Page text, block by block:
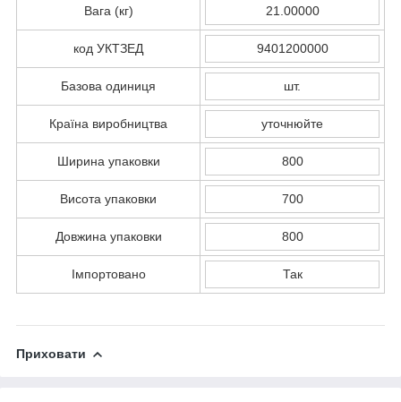
Вага (кг) 21.00000
код УКТЗЕД 9401200000
Базова одиниця шт.
Країна виробництва уточнюйте
Ширина упаковки 800
Висота упаковки 700
Довжина упаковки 800
Імпортовано Так
Приховати